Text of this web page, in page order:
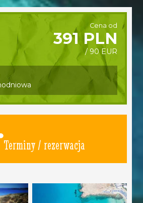
Cena od
391 PLN
/ 90 EUR
Terminy / rezerwacja